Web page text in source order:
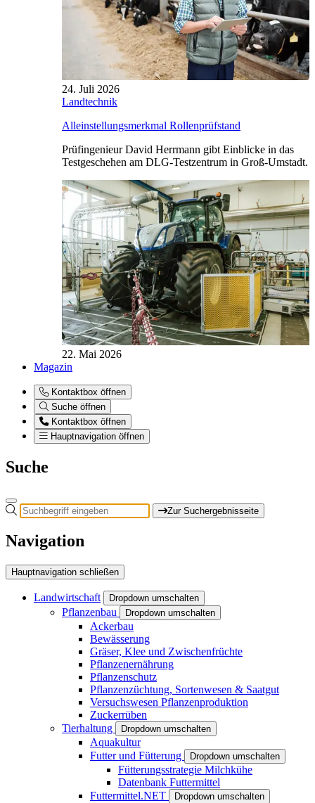
24. Juli 2026
Landtechnik
Alleinstellungsmerkmal Rollenprüfstand
Prüfingenieur David Herrmann gibt Einblicke in das
Testgeschehen am DLG-Testzentrum in Groß-Umstadt.
22. Mai 2026
Magazin
Kontaktbox öffnen
Suche öffnen
Kontaktbox öffnen
Hauptnavigation öffnen
Suche
Zur Suchergebnisseite
Navigation
Hauptnavigation schließen
Landwirtschaft Dropdown umschalten
Pflanzenbau Dropdown umschalten
Ackerbau
Bewässerung
Gräser, Klee und Zwischenfrüchte
Pflanzenernährung
Pflanzenschutz
Pflanzenzüchtung, Sortenwesen & Saatgut
Versuchswesen Pflanzenproduktion
Zuckerrüben
Tierhaltung
Dropdown umschalten
Aquakultur
Futter und Fütterung
Dropdown umschalten
Fütterungsstrategie Milchkühe
Datenbank Futtermittel
Futtermittel.NET
Dropdown umschalten